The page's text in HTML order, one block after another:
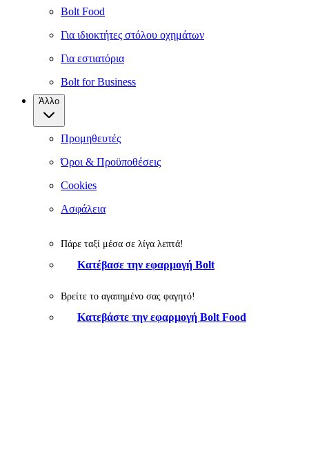
Bolt Food
Για ιδιοκτήτες στόλου οχημάτων
Για εστιατόρια
Bolt for Business
Άλλο
Προμηθευτές
Όροι & Προϋποθέσεις
Cookies
Ασφάλεια
Πάρε ταξί μέσα σε λίγα λεπτά!
Κατέβασε την εφαρμογή Bolt
Βρείτε το αγαπημένο σας φαγητό!
Κατεβάστε την εφαρμογή Bolt Food